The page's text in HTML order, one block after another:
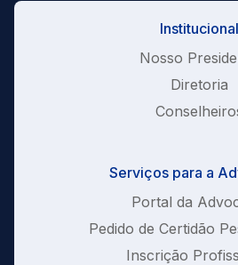
Institucional
Nosso
Diretoria
Serviços para a
Portal da
Pedido de Certidão
Inscrição